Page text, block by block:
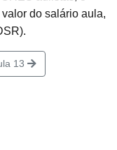
do salário aula,
13